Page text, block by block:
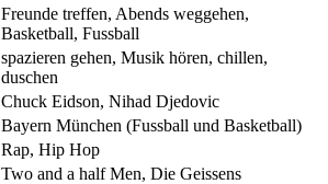
Freunde treffen, Abends weggehen,
Basketball, Fussball
spazieren gehen, Musik hören, chillen,
duschen
Chuck Eidson, Nihad Djedovic
Bayern München (Fussball und Basketball)
Rap, Hip Hop
Two and a half Men, Die Geissens